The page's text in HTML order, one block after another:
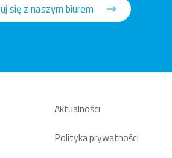
się z naszym biurem
Aktualności
Polityka prywatności